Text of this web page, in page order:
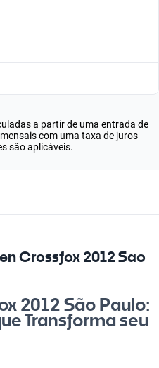
a partir de uma entrada de
com uma taxa de juros
são aplicáveis.
Crossfox 2012 Sao
2012 São Paulo:
Transforma seu
e estilo, o